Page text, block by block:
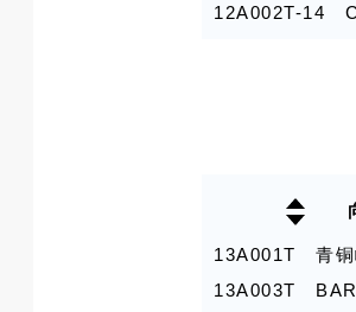
7D036T 山东
7D053T 山东
7D054T 四川
7D061T 库姆
8C031T-1
8C037T 广州
8C045T BS
8D036T 上海
12A002T-14
12A002T-5
12A002T-8 法
12A002T-9 法
13A001T 青铜
13A003T